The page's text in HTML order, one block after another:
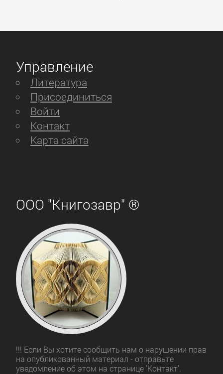
Управление
Литература
Присоединиться
Войти
Контакт
Карта сайта
ООО "Книгозавр" ®
!!! Если Вы хотите сообщить нам о нарушении прав
на опубликованный материал - отправьте
уведомление об этом на странице 'Контакт'.